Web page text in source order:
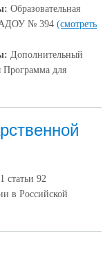
Образовательная
№ 394 (смотреть
Дополнительный
Программа для
статьи 92
в Российской